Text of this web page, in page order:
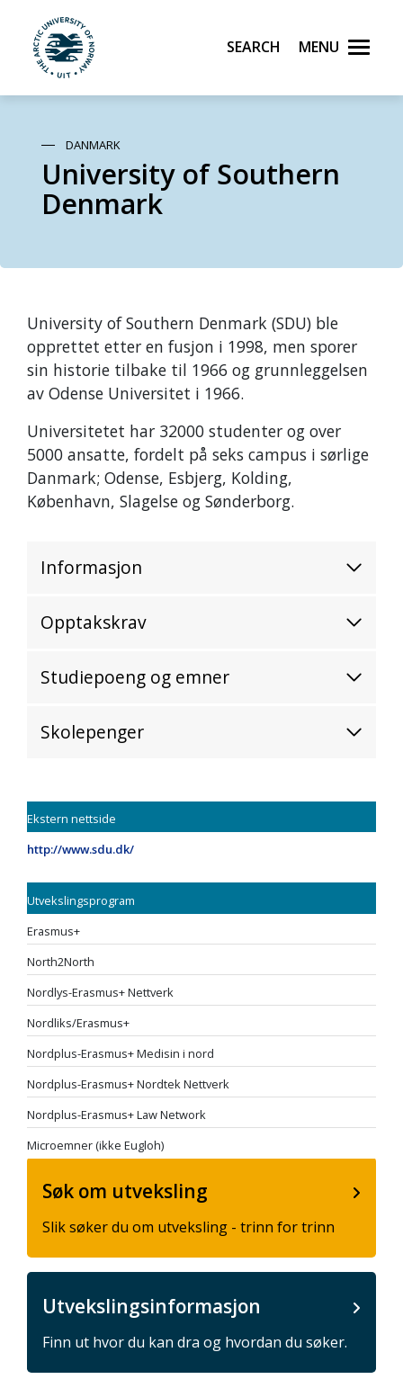
Skip to main content
UiT The Arctic University of Norway
Search Menu
DANMARK
University of Southern
Denmark
University of Southern Denmark (SDU) ble
opprettet etter en fusjon i 1998, men sporer
sin historie tilbake til 1966 og grunnleggelsen
av Odense Universitet i 1966.
Universitetet har 32000 studenter og over
5000 ansatte, fordelt på seks campus i sørlige
Danmark; Odense, Esbjerg, Kolding,
København, Slagelse og Sønderborg.
Informasjon
Opptakskrav
Studiepoeng og emner
Skolepenger
Ekstern nettside
http://www.sdu.dk/
Utvekslingsprogram
Erasmus+
North2North
Nordlys-Erasmus+ Nettverk
Nordliks/Erasmus+
Nordplus-Erasmus+ Medisin i nord
Nordplus-Erasmus+ Nordtek Nettverk
Nordplus-Erasmus+ Law Network
Microemner (ikke Eugloh)
Søk om utveksling
Slik søker du om utveksling - trinn for trinn
Utvekslingsinformasjon
Finn ut hvor du kan dra og hvordan du søker.